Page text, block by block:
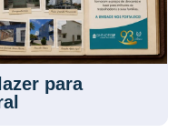
para